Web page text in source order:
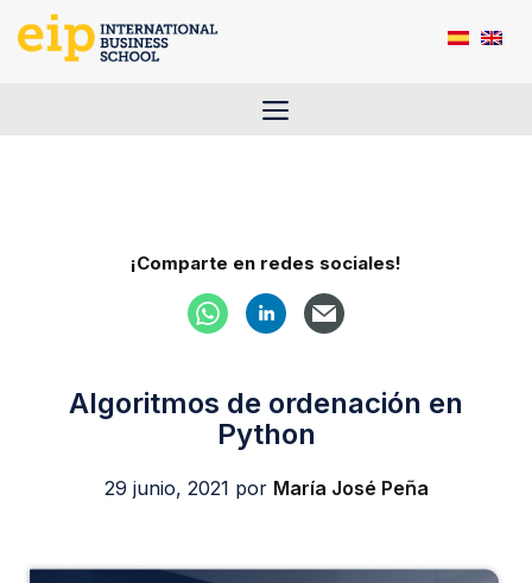
Saltar
Menú
¡Comparte en redes sociales!
Algoritmos de ordenación en
Python
29 junio, 2021 por María José Peña